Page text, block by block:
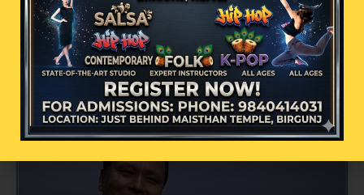
वर्षासँगै देशभरका सडकमा पहिरो र बाढीको
जोखिम, विभिन्न राजमार्ग अवरुद्ध